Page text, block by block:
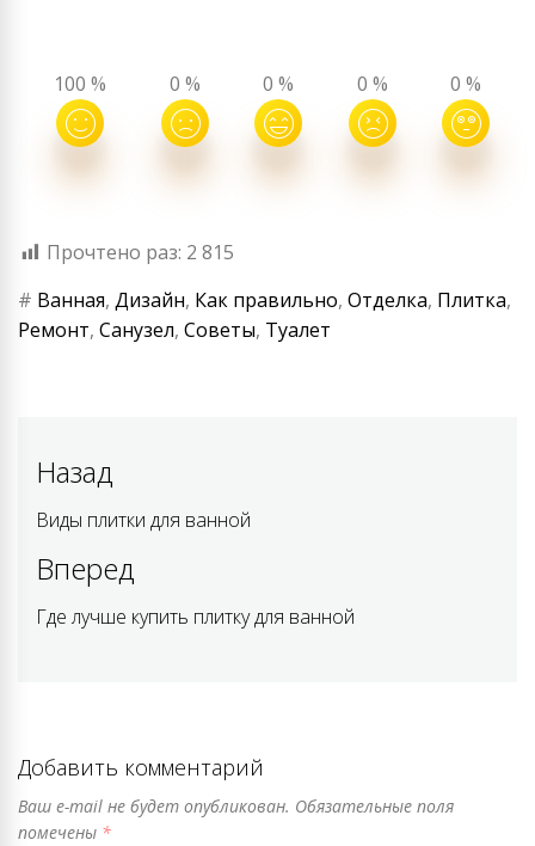
100 % 0 % 0 % 0 % 0 %
Прочтено раз: 2 815
# Ванная, Дизайн, Как правильно, Отделка, Плитка,
Ремонт, Санузел, Советы, Туалет
Навигация
по
записям
Назад
Previous
Виды плитки для ванной
Вперед
Next
Где лучше купить плитку для ванной
Добавить комментарий
Ваш e-mail не будет опубликован. Обязательные поля
помечены *